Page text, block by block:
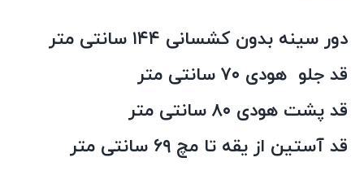
دور سینه بدون کشسانی ۱۴۴ سانتی متر
قد جلو هودی ۷۰ سانتی متر
قد پشت هودی ۸۰ سانتی متر
قد آستین از یقه تا مچ ۶۹ سانتی متر